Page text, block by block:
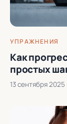
УПРАЖНЕНИЯ
Как
простых
13 сентября 2025